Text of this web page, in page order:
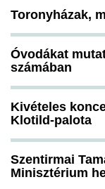
Toronyházak,
Óvodákat
számában
Kivételes
Klotild-palota
Szentirmai
Minisztérium